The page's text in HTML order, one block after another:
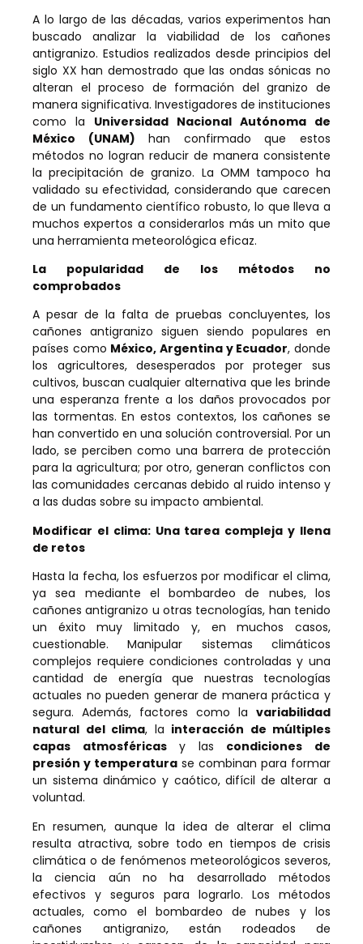
A lo largo de las décadas, varios experimentos han
buscado analizar la viabilidad de los cañones
antigranizo. Estudios realizados desde principios del
siglo XX han demostrado que las ondas sónicas no
alteran el proceso de formación del granizo de
manera significativa. Investigadores de instituciones
como la Universidad Nacional Autónoma de
México (UNAM) han confirmado que estos
métodos no logran reducir de manera consistente
la precipitación de granizo. La OMM tampoco ha
validado su efectividad, considerando que carecen
de un fundamento científico robusto, lo que lleva a
muchos expertos a considerarlos más un mito que
una herramienta meteorológica eficaz.
La popularidad de los métodos no
comprobados
A pesar de la falta de pruebas concluyentes, los
cañones antigranizo siguen siendo populares en
países como México, Argentina y Ecuador, donde
los agricultores, desesperados por proteger sus
cultivos, buscan cualquier alternativa que les brinde
una esperanza frente a los daños provocados por
las tormentas. En estos contextos, los cañones se
han convertido en una solución controversial. Por un
lado, se perciben como una barrera de protección
para la agricultura; por otro, generan conflictos con
las comunidades cercanas debido al ruido intenso y
a las dudas sobre su impacto ambiental.
Modificar el clima: Una tarea compleja y llena
de retos
Hasta la fecha, los esfuerzos por modificar el clima,
ya sea mediante el bombardeo de nubes, los
cañones antigranizo u otras tecnologías, han tenido
un éxito muy limitado y, en muchos casos,
cuestionable. Manipular sistemas climáticos
complejos requiere condiciones controladas y una
cantidad de energía que nuestras tecnologías
actuales no pueden generar de manera práctica y
segura. Además, factores como la variabilidad
natural del clima, la interacción de múltiples
capas atmosféricasy las condiciones de
presión y temperatura se combinan para formar
un sistema dinámico y caótico, difícil de alterar a
voluntad.
En resumen, aunque la idea de alterar el clima
resulta atractiva, sobre todo en tiempos de crisis
climática o de fenómenos meteorológicos severos,
la ciencia aún no ha desarrollado métodos
efectivos y seguros para lograrlo. Los métodos
actuales, como el bombardeo de nubes y los
cañones antigranizo, están rodeados de